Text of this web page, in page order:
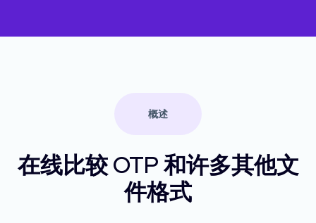
概述
在线比较 OTP 和许多其他文
件格式